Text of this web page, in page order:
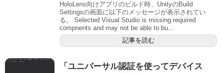
HoloLens向けアプリのビルド時、UnityのBuild
Settingsの画面に以下のメッセージが表示されてい
る。 Selected Visual Studio is missing required
compnents and may not be able to bu...
記事を読む
「ユニバーサル認証を使ってデバイス